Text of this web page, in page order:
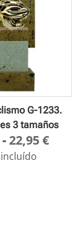
G-1233.
3 tamaños
-22,95€